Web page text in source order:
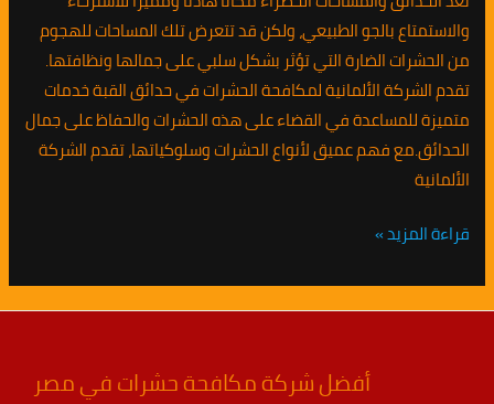
والاستمتاع بالجو الطبيعي، ولكن قد تتعرض تلك المساحات للهجوم
من الحشرات الضارة التي تؤثر بشكل سلبي على جمالها ونظافتها.
تقدم الشركة الألمانية لمكافحة الحشرات في حدائق القبة خدمات
متميزة للمساعدة في القضاء على هذه الحشرات والحفاظ على جمال
الحدائق.مع فهم عميق لأنواع الحشرات وسلوكياتها، تقدم الشركة
الألمانية
قراءة المزيد »
أفضل شركة مكافحة حشرات في مصر